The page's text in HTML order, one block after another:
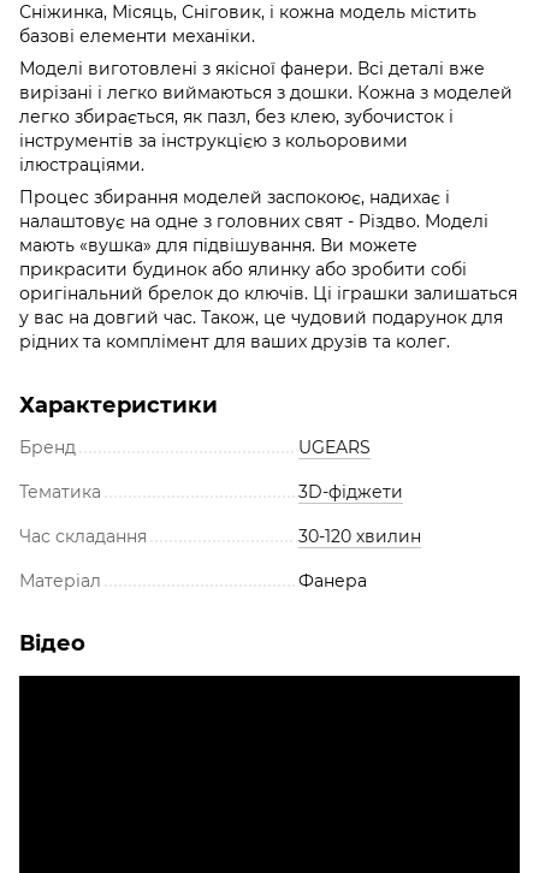
Сніжинка, Місяць, Сніговик, і кожна модель містить
базові елементи механіки.
Моделі виготовлені з якісної фанери. Всі деталі вже
вирізані і легко виймаються з дошки. Кожна з моделей
легко збирається, як пазл, без клею, зубочисток і
інструментів за інструкцією з кольоровими
ілюстраціями.
Процес збирання моделей заспокоює, надихає і
налаштовує на одне з головних свят - Різдво. Моделі
мають «вушка» для підвішування. Ви можете
прикрасити будинок або ялинку або зробити собі
оригінальний брелок до ключів. Ці іграшки залишаться
у вас на довгий час. Також, це чудовий подарунок для
рідних та комплімент для ваших друзів та колег.
Характеристики
Бренд UGEARS
Тематика 3D-фіджети
Час складання 30-120 хвилин
Матеріал Фанера
Відео